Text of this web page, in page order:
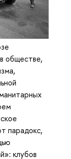
обществе,
парадокс,
клубов